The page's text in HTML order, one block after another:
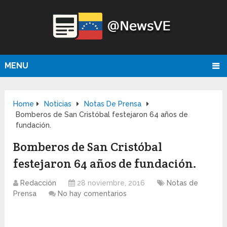
MENU
Home Noticias
Notas De Prensa
Bomberos de San Cristóbal festejaron 64 años de
fundación.
Bomberos de San Cristóbal
festejaron 64 años de fundación.
Redacción 28 noviembre, 2016
Notas de
Prensa
No hay comentarios